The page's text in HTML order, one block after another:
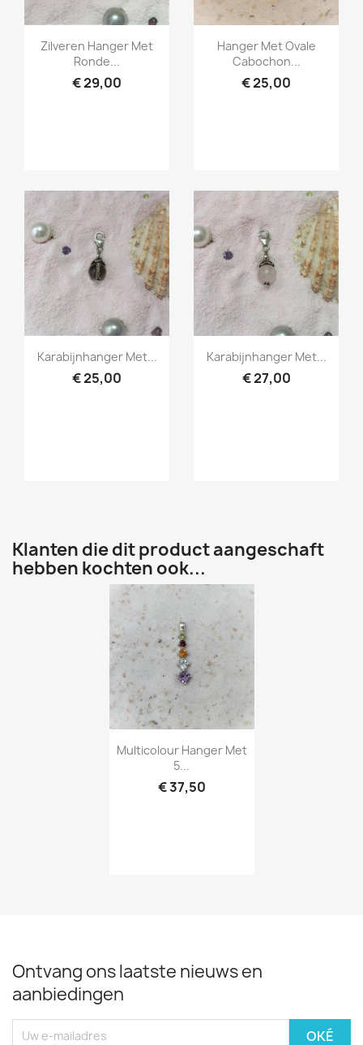
Snel bekijken
Zilveren Hanger Met
Ronde...
€ 29,00
Snel bekijken
Hanger Met Ovale
Cabochon...
€ 25,00
Snel bekijken
Karabijnhanger Met...
€ 25,00
Snel bekijken
Karabijnhanger Met...
€ 27,00
Klanten die dit product aangeschaft
hebben kochten ook...
Snel bekijken
Multicolour Hanger Met
5...
€ 37,50
Ontvang ons laatste nieuws en
aanbiedingen